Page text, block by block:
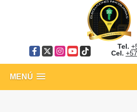
Facebook
X Instagram
YouTube
TikTok
Tel.
Cel.
MENÚ